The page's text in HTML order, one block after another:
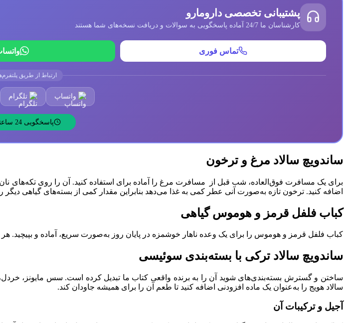
پشتیبانی تخصصی دارومارو
کارشناسان ما 24/7 آماده پاسخگویی به سوالات و دریافت نسخه‌های شما هستند
تماس فوری
ارتباط از طریق
واتساپ تلگرام
پاسخگویی 24 ساعته | 7 روز هفته
ساندویچ سالاد مرغ و ترخون
برای یک مسافرت فوق‌العاده، شب قبل از مسافرت مرغ را آماده برای استفاده کنید. آن را روی تکه‌های
اضافه کنید. ترخون تازه به‌صورت آنی عطر کمی به غذا می‌دهد بنابراین مقدار کمی از بسته‌های گیاهی دیگر
کباب فلفل قرمز و هوموس گیاهی
کباب فلفل قرمز و هوموس را برای یک وعده ناهار خوشمزه در پایان روز به‌صورت سریع، آماده و بپیچید. هر
ساندویچ سالاد ترکی با بسته‌بندی سوئیسی
ساختن و گسترش بسته‌بندی‌های شوید آن را به برنده واقعی کتاب ما تبدیل کرده است. سس مایونز، خردل،
سالاد هویج را به‌عنوان یک ماده افزودنی اضافه کنید تا طعم آن را برای همیشه جاودان کند.
آجیل و ترکیبات آن